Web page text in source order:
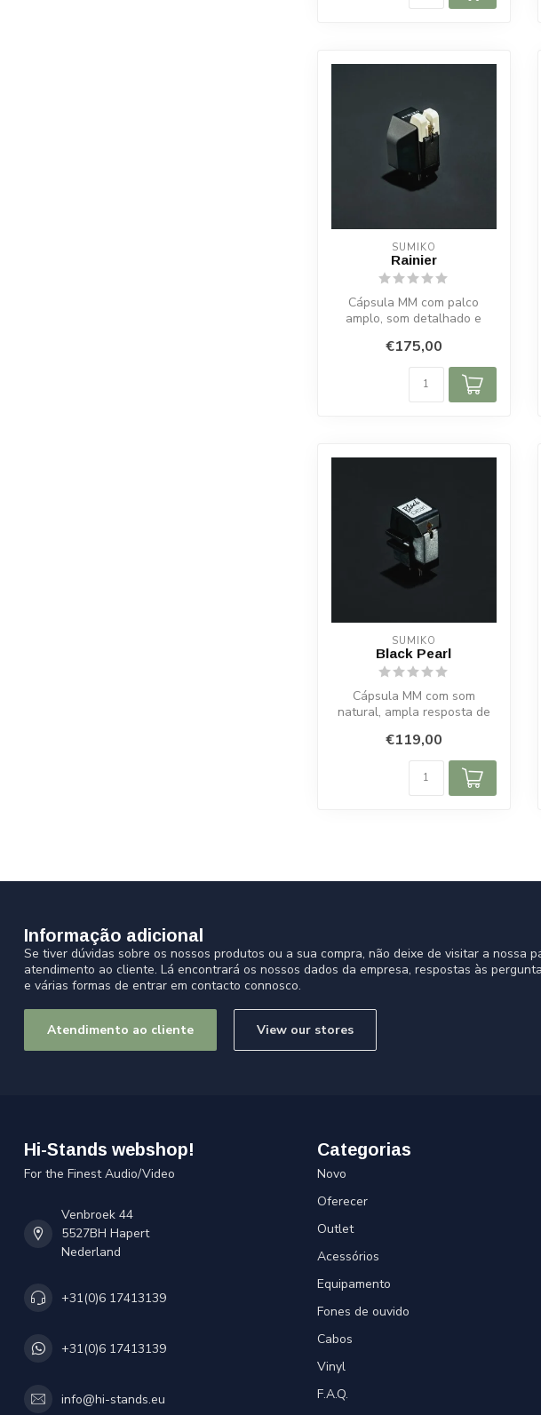
SUMIKO
Rainier
Cápsula MM com palco
amplo, som detalhado e
atualizável. Fabri...
€175,00
SUMIKO
Black Pearl
Cápsula MM com som
natural, ampla resposta de
artesanal jap...
€119,00
Informação adicional
Se tiver dúvidas sobre os nossos produtos ou a sua compra, não deixe de visitar a nossa
atendimento ao cliente. Lá encontrará os nossos dados da empresa, respostas às
e várias formas de entrar em contacto connosco.
Atendimento ao cliente View our stores
Hi-Stands webshop!
For the Finest Audio/Video
Venbroek 44
5527BH Hapert
Nederland
+31(0)6 17413139
+31(0)6 17413139
info@hi-stands.eu
Categorias
Novo
Oferecer
Outlet
Acessórios
Equipamento
Fones de ouvido
Cabos
Vinyl
F.A.Q.